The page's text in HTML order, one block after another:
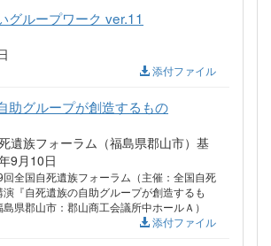
グループワーク ver.11
添付ファイル
助グループが創造するもの
遺族フォーラム（福島県郡山市）基
9月10日
全国自死遺族フォーラム（主催：全国自死
『自死遺族の自助グループが創造するも
県郡山市：郡山商工会議所中ホールＡ）
添付ファイル